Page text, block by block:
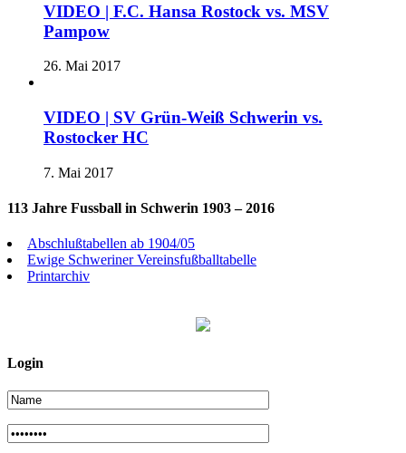
VIDEO | F.C. Hansa Rostock vs. MSV
Pampow
26. Mai 2017
VIDEO | SV Grün-Weiß Schwerin vs.
Rostocker HC
7. Mai 2017
113 Jahre Fussball in Schwerin 1903 – 2016
Abschlußtabellen ab 1904/05
Ewige Schweriner Vereinsfußballtabelle
Printarchiv
Login